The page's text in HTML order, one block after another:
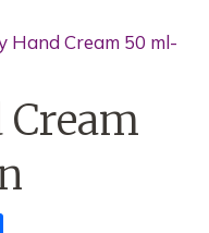
Hand Cream 50 ml-